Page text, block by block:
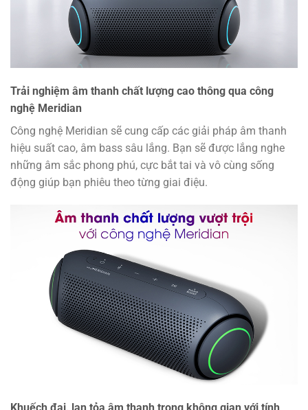
Trải nghiệm âm thanh chất lượng cao thông qua công
nghệ Meridian
Công nghệ Meridian sẽ cung cấp các giải pháp âm thanh
hiệu suất cao, âm bass sâu lắng. Bạn sẽ được lắng nghe
những âm sắc phong phú, cực bắt tai và vô cùng sống
động giúp bạn phiêu theo từng giai điệu.
Khuếch đại, lan tỏa âm thanh trong không gian với tính